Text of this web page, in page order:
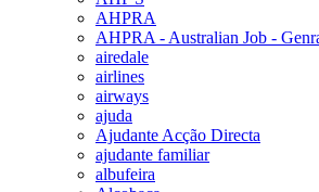
AHPRA
AHPRA - Australian Job -
airedale
airlines
airways
ajuda
Ajudante Acção Directa
ajudante familiar
albufeira